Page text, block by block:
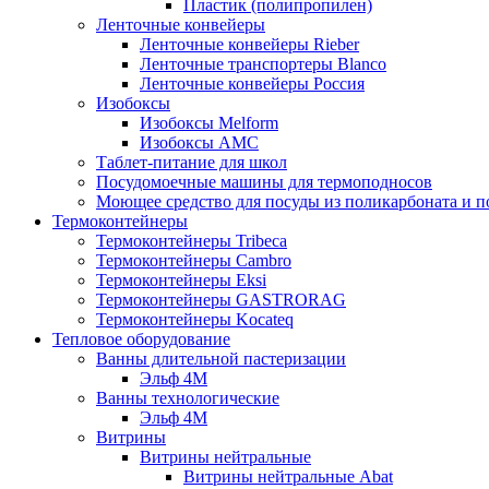
Пластик (полипропилен)
Ленточные конвейеры
Ленточные конвейеры Rieber
Ленточные транспортеры Blanco
Ленточные конвейеры Россия
Изобоксы
Изобоксы Melform
Изобоксы AMC
Таблет-питание для школ
Посудомоечные машины для термоподносов
Моющее средство для посуды из поликарбоната и
Термоконтейнеры
Термоконтейнеры Tribeca
Термоконтейнеры Cambro
Термоконтейнеры Eksi
Термоконтейнеры GASTRORAG
Термоконтейнеры Kocateq
Тепловое оборудование
Ванны длительной пастеризации
Эльф 4М
Ванны технологические
Эльф 4М
Витрины
Витрины нейтральные
Витрины нейтральные Abat